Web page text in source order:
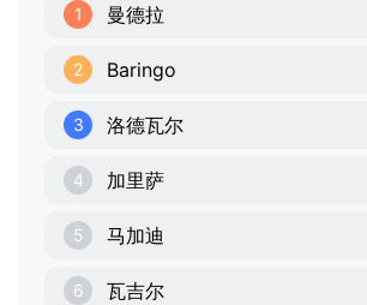
1 曼德拉
2 Baringo
3 洛德瓦尔
4 加里萨
5 马加迪
6 瓦吉尔